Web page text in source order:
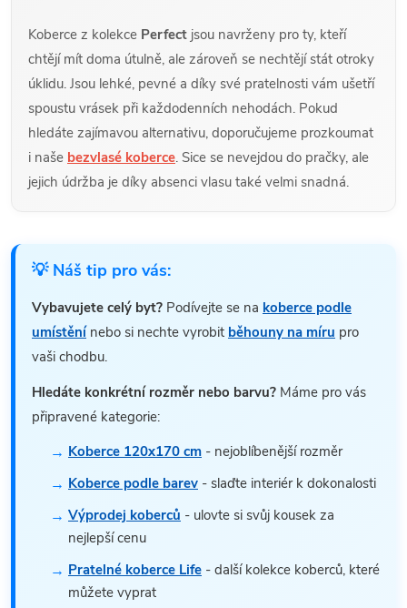
Koberce z kolekce Perfect jsou navrženy pro ty, kteří
chtějí mít doma útulně, ale zároveň se nechtějí stát otroky
úklidu. Jsou lehké, pevné a díky své pratelnosti vám ušetří
spoustu vrásek při každodenních nehodách. Pokud
hledáte zajímavou alternativu, doporučujeme prozkoumat
i naše bezvlasé koberce. Sice se nevejdou do pračky, ale
jejich údržba je díky absenci vlasu také velmi snadná.
💡 Náš tip pro vás:
Vybavujete celý byt? Podívejte se na koberce podle
umístěnínebo si nechte vyrobit běhouny na míru pro
vaši chodbu.
Hledáte konkrétní rozměr nebo barvu? Máme pro vás
připravené kategorie:
Koberce 120x170 cm - nejoblíbenější rozměr
Koberce podle barev - slaďte interiér k dokonalosti
Výprodej koberců - ulovte si svůj kousek za
nejlepší cenu
Pratelné koberce Life - další kolekce koberců, které
můžete vyprat